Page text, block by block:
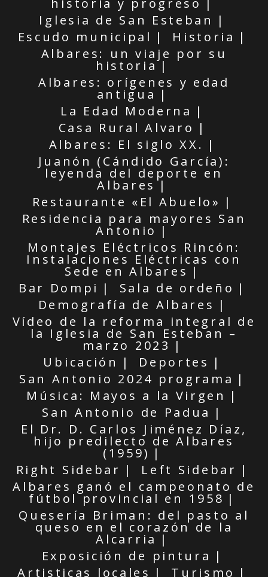
historia y progreso
Iglesia de San Esteban
Escudo municipal
Historia
Albares: un viaje por su
historia
Albares: orígenes y edad
antigua
La Edad Moderna
Casa Rural Alvaro
Albares: El siglo XX.
Juanón (Cándido García):
leyenda del deporte en
Albares
Restaurante «El Abuelo»
Residencia para mayores San
Antonio
Montajes Eléctricos Rincón:
Instalaciones Eléctricas con
Sede en Albares
Bar Dompi
Sala de ordeño
Demografía de Albares
Vídeo de la reforma integral de
la Iglesia de San Esteban –
marzo 2023
Ubicación
Deportes
San Antonio 2024 programa
Música: Mayos a la Virgen
San Antonio de Padua
El Dr. D. Carlos Jiménez Díaz,
hijo predilecto de Albares
(1959)
Right Sidebar
Left Sidebar
Albares ganó el campeonato de
fútbol provincial en 1958
Quesería Briman: del pasto al
queso en el corazón de la
Alcarria
Exposición de pintura
Artisticas locales
Turismo